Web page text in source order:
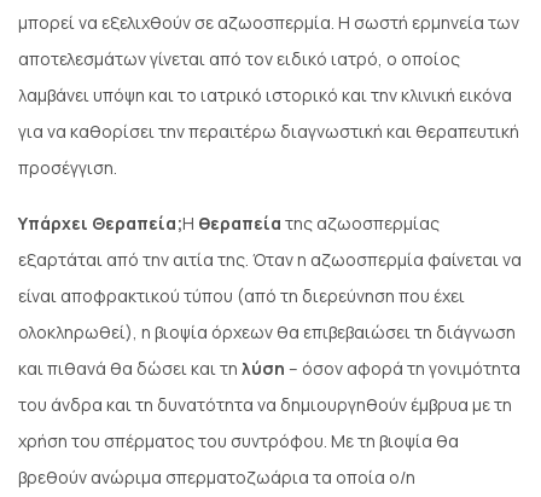
μπορεί να εξελιχθούν σε αζωοσπερμία. Η σωστή ερμηνεία των
αποτελεσμάτων γίνεται από τον ειδικό ιατρό, ο οποίος
λαμβάνει υπόψη και το ιατρικό ιστορικό και την κλινική εικόνα
για να καθορίσει την περαιτέρω διαγνωστική και θεραπευτική
προσέγγιση.
Υπάρχει Θεραπεία;Η θεραπεία της αζωοσπερμίας
εξαρτάται από την αιτία της. Όταν η αζωοσπερμία φαίνεται να
είναι αποφρακτικού τύπου (από τη διερεύνηση που έχει
ολοκληρωθεί), η βιοψία όρχεων θα επιβεβαιώσει τη διάγνωση
και πιθανά θα δώσει και τη λύση – όσον αφορά τη γονιμότητα
του άνδρα και τη δυνατότητα να δημιουργηθούν έμβρυα με τη
χρήση του σπέρματος του συντρόφου. Με τη βιοψία θα
βρεθούν ανώριμα σπερματοζωάρια τα οποία ο/η